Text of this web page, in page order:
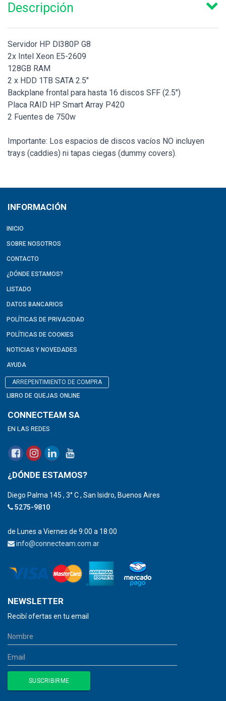
Descripción
Servidor HP Dl380P G8
2x Intel Xeon E5-2609
128GB RAM
2 x HDD 1TB SATA 2.5"
Backplane frontal para hasta 16 discos SFF (2.5")
Placa RAID HP Smart Array P420
2 Fuentes de 750w
Importante: Los espacios de discos vacíos NO incluyen
trays (caddies) ni tapas ciegas (dummy covers).
INFORMACIÓN
INICIO
SOBRE NOSOTROS
CONTACTO
¿DÓNDE ESTAMOS?
LISTADO
DATOS BANCARIOS
POLÍTICAS DE PRIVACIDAD
POLÍTICAS DE COOKIES
NOTICIAS Y NOVEDADES
AYUDA
ARREPENTIMIENTO DE COMPRA
LIBRO DE QUEJAS ONLINE
CONNECTEAM SA
EN LAS REDES
¿DÓNDE ESTAMOS?
Diego Palma 145 , 3° C , San Isidro, Buenos Aires
5275-9810
de Lunes a Viernes de 9:00 a 18:00
info@connecteam.com.ar
NEWSLETTER
Recibí ofertas en tu email